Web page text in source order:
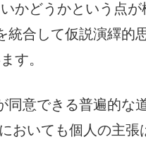
かどうかという点が
合して仮説演繹的
す。
意できる普遍的な
おいても個人の主張